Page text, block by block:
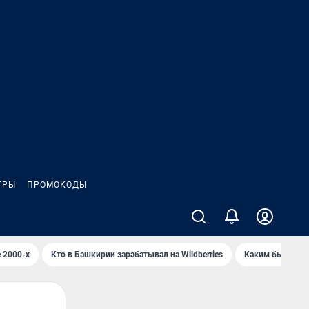
ПРОМОКОДЫ
2000-х Кто в Башкирии зарабатывал на Wildberries Каким было